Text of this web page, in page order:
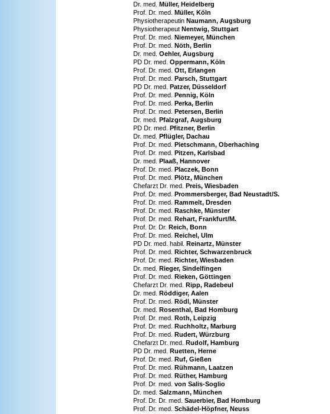
Dr. med.Müller, Heidelberg
Prof. Dr. med. Müller, Köln
PhysiotherapeutinNaumann, Augsburg
Physiotherapeut Nentwig, Stuttgart
Prof. Dr. med. Niemeyer, München
Prof. Dr. med.Nöth, Berlin
Dr. med.Oehler, Augsburg
PD Dr. med. Oppermann, Köln
Prof. Dr. med.Ott, Erlangen
Prof. Dr. med. Parsch, Stuttgart
PD Dr. med. Patzer, Düsseldorf
Prof. Dr. med.Pennig, Köln
Prof. Dr. med.Perka, Berlin
Prof. Dr. med.Petersen, Berlin
Dr. med. Pfalzgraf, Augsburg
PD Dr. med.Pfitzner, Berlin
Dr. med.Pflügler, Dachau
Prof. Dr. med.Pietschmann, Oberhaching
Prof. Dr. med.Pitzen, Karlsbad
Dr. med.Plaaß, Hannover
Prof. Dr. med.Placzek, Bonn
Prof. Dr. med.Plötz, München
Chefarzt Dr. med.Preis, Wiesbaden
Prof. Dr. med.Prommersberger, Bad Neustadt/S.
Prof. Dr. med. Rammelt, Dresden
Prof. Dr. med.Raschke, Münster
Prof. Dr. med.Rehart, Frankfurt/M.
Prof. Dr. Dr. Reich, Bonn
Prof. Dr. med. Reichel, Ulm
PD Dr. med. habil.Reinartz, Münster
Prof. Dr. med.Richter, Schwarzenbruck
Prof. Dr. med. Richter, Wiesbaden
Dr. med.Rieger, Sindelfingen
Prof. Dr. med.Rieken, Göttingen
Chefarzt Dr. med.Ripp, Radebeul
Dr. med. Röddiger, Aalen
Prof. Dr. med. Rödl, Münster
Dr. med.Rosenthal, Bad Homburg
Prof. Dr. med.Roth, Leipzig
Prof. Dr. med.Ruchholtz, Marburg
Prof. Dr. med.Rudert, Würzburg
Chefarzt Dr. med.Rudolf, Hamburg
PD Dr. med.Ruetten, Herne
Prof. Dr. med. Ruf, Gießen
Prof. Dr. med.Rühmann, Laatzen
Prof. Dr. med.Rüther, Hamburg
Prof. Dr. med.von Salis-Soglio
Dr. med.Salzmann, München
Prof. Dr. Dr. med.Sauerbier, Bad Homburg
Prof. Dr. med.Schädel-Höpfner, Neuss